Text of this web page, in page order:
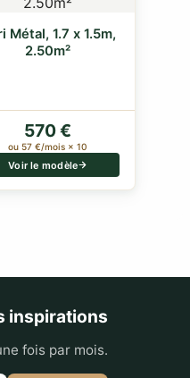
Métal, 1.7 x 1.5m,
2.50m²
570 €
ou 57 €/mois × 10
Voir le modèle
inspirations
fois par mois.